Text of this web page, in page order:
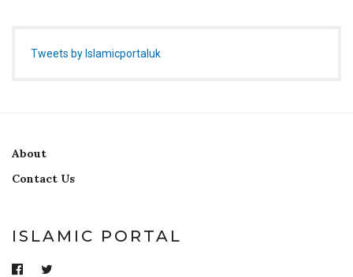
Tweets by Islamicportaluk
About
Contact Us
ISLAMIC PORTAL